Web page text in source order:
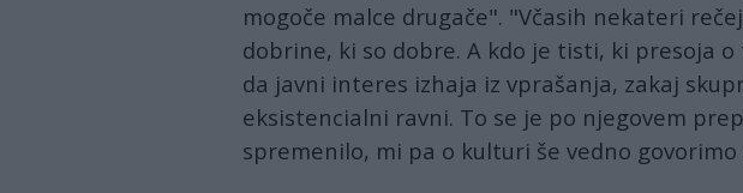
mogoče malce drugače". "Včasih nekateri
dobrine, ki so dobre. A kdo je tisti, ki presoja o
da javni interes izhaja iz vprašanja, zakaj
eksistencialni ravni. To se je po njegovem
spremenilo, mi pa o kulturi še vedno